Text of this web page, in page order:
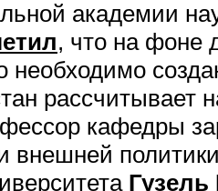
академии
, что на фоне
необходимо
рассчитывает
кафедры
внешней